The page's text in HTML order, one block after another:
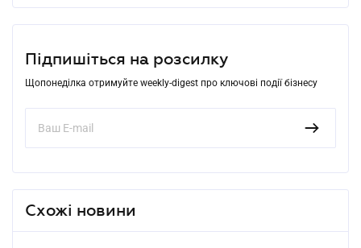
Підпишіться на розсилку
Щопонеділка отримуйте weekly-digest про ключові події бізнесу
Схожі новини